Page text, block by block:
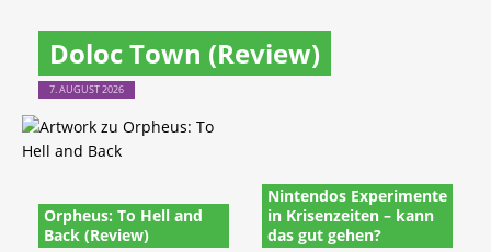
Doloc Town (Review)
7. AUGUST 2026
Orpheus: To Hell and
Back (Review)
Nintendos Experimente
in Krisenzeiten – kann
das gut gehen?